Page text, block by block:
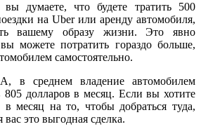
вы думаете, что будете тратить 500
на Uber или аренду автомобиля,
вашему образу жизни. Это явно
можете потратить гораздо больше,
самостоятельно.
в среднем владение автомобилем
805 долларов в месяц. Если вы хотите
в месяц на то, чтобы добраться туда,
это выгодная сделка.